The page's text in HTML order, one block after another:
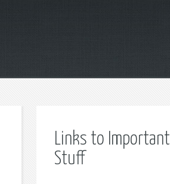
Links to Important
Stuff